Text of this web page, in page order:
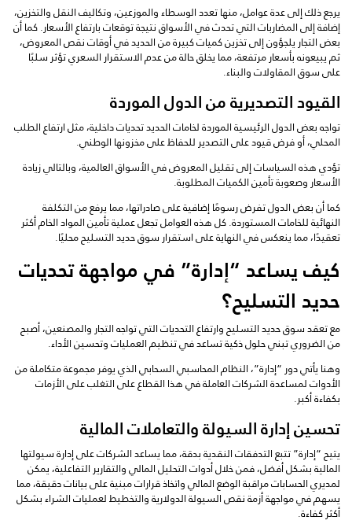
يرجع ذلك إلى عدة عوامل، منها تعدد الوسطاء والموزعين، وتكاليف النقل والتخزين،
إضافة إلى المضاربات التي تحدث في الأسواق نتيجة توقعات بارتفاع الأسعار. كما أن
بعض التجار يلجؤون إلى تخزين كميات كبيرة من الحديد في أوقات نقص المعروض،
ثم يبيعونه بأسعار مرتفعة، مما يخلق حالة من عدم الاستقرار السعري تؤثر سلبًا
على سوق المقاولات والبناء.
القيود التصديرية من الدول الموردة
تواجه بعض الدول الرئيسية الموردة لخامات الحديد تحديات داخلية، مثل ارتفاع الطلب
المحلي، أو فرض قيود على التصدير للحفاظ على مخزونها الوطني.
تؤدي هذه السياسات إلى تقليل المعروض في الأسواق العالمية، وبالتالي زيادة
الأسعار وصعوبة تأمين الكميات المطلوبة.
كما أن بعض الدول تفرض رسومًا إضافية على صادراتها، مما يرفع من التكلفة
النهائية للخامات المستوردة. كل هذه العوامل تجعل عملية تأمين المواد الخام أكثر
تعقيدًا، مما ينعكس في النهاية على استقرار سوق حديد التسليح محليًا.
كيف يساعد “إدارة” في مواجهة تحديات
حديد التسليح؟
مع تعقد سوق حديد التسليح وارتفاع التحديات التي تواجه التجار والمصنعين، أصبح
من الضروري تبني حلول ذكية تساعد في تنظيم العمليات وتحسين الأداء.
وهنا يأتي دور “إدارة”، النظام المحاسبي السحابي الذي يوفر مجموعة متكاملة من
الأدوات لمساعدة الشركات العاملة في هذا القطاع على التغلب على الأزمات
بكفاءة أكبر.
تحسين إدارة السيولة والتعاملات المالية
يتيح “إدارة” تتبع التدفقات النقدية بدقة، مما يساعد الشركات على إدارة سيولتها
المالية بشكل أفضل، فمن خلال أدوات التحليل المالي والتقارير التفاعلية، يمكن
لمديري الحسابات مراقبة الوضع المالي واتخاذ قرارات مبنية على بيانات دقيقة، مما
يسهم في مواجهة أزمة نقص السيولة الدولارية والتخطيط لعمليات الشراء بشكل
أكثر كفاءة.